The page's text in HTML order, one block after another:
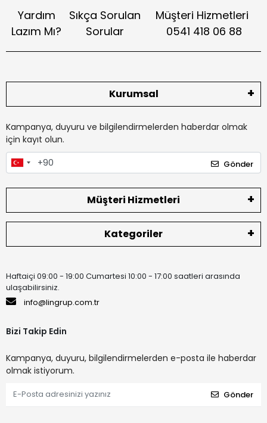
Yardım
Lazım Mı?
Sıkça Sorulan
Sorular
Müşteri Hizmetleri
0541 418 06 88
Kurumsal
Kampanya, duyuru ve bilgilendirmelerden haberdar olmak
için kayıt olun.
Gönder
Müşteri Hizmetleri
Kategoriler
Haftaiçi 09:00 - 19:00 Cumartesi 10:00 - 17:00 saatleri arasında
ulaşabilirsiniz.
info@lingrup.com.tr
Bizi Takip Edin
Kampanya, duyuru, bilgilendirmelerden e-posta ile haberdar
olmak istiyorum.
Gönder